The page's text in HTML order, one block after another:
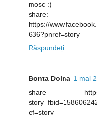
mosc :)
share:
https://
636?pnref=story
Răspundeți
Bonta Doina 1 mai
share https://
ef=story